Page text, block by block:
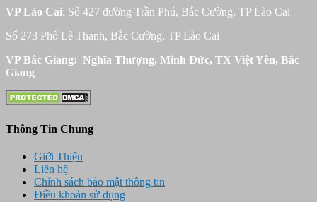
VP Lào Cai: Số 427 đường Trần Phú, Bắc Cường, TP Lào Cai
Số 273 Phố Lê Thanh, Bắc Cường, TP Lào Cai
VP Bắc Giang: Nghĩa Thượng, Minh Đức, TX Việt Yên, Bắc
Giang
Thông Tin Chung
Giới Thiệu
Liên hệ
Chính sách bảo mật thông tin
Điều khoản sử dụng